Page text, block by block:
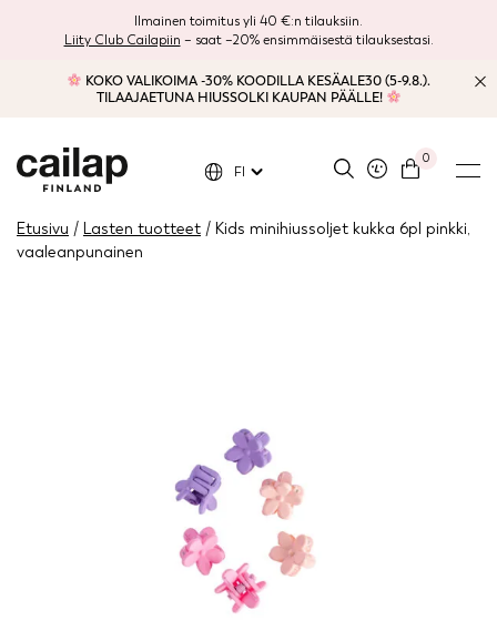
Ilmainen toimitus yli 40 €:n tilauksiin.
Liity Club Cailapiin – saat –20% ensimmäisestä tilauksestasi.
KOKO VALIKOIMA -30% KOODILLA KESÄALE30 (5-9.8.).
TILAAJAETUNA HIUSSOLKI KAUPAN PÄÄLLE!
0
FI
Etusivu / Lasten tuotteet / Kids minihiussoljet kukka 6pl pinkki,
vaaleanpunainen